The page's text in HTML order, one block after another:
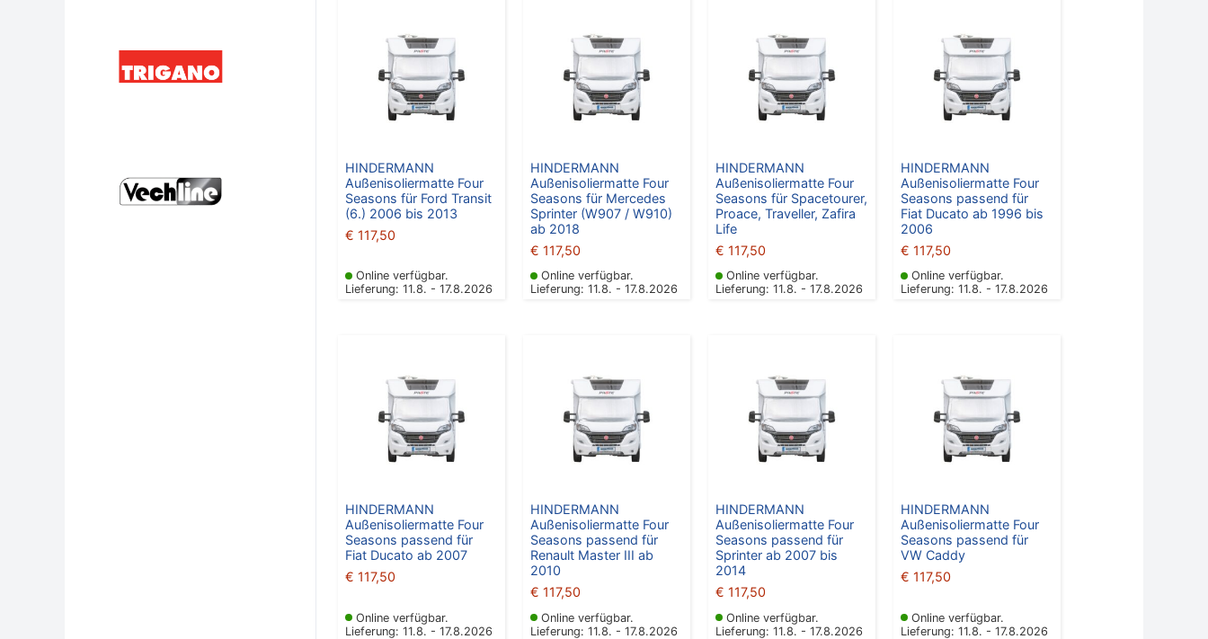
HINDERMANN
Außenisoliermatte Four
Seasons für Ford Transit
(6.) 2006 bis 2013
€ 117,50
Online verfügbar.
Lieferung: 11.8. - 17.8.2026
HINDERMANN
Außenisoliermatte Four
Seasons für Mercedes
Sprinter (W907 / W910)
ab 2018
€ 117,50
Online verfügbar.
Lieferung: 11.8. - 17.8.2026
HINDERMANN
Außenisoliermatte Four
Seasons für Spacetourer,
Proace, Traveller, Zafira
Life
€ 117,50
Online verfügbar.
Lieferung: 11.8. - 17.8.2026
HINDERMANN
Außenisoliermatte Four
Seasons passend für
Fiat Ducato ab 1996 bis
2006
€ 117,50
Online verfügbar.
Lieferung: 11.8. - 17.8.2026
HINDERMANN
Außenisoliermatte Four
Seasons passend für
Fiat Ducato ab 2007
€ 117,50
Online verfügbar.
Lieferung: 11.8. - 17.8.2026
HINDERMANN
Außenisoliermatte Four
Seasons passend für
Renault Master III ab
2010
€ 117,50
Online verfügbar.
Lieferung: 11.8. - 17.8.2026
HINDERMANN
Außenisoliermatte Four
Seasons passend für
Sprinter ab 2007 bis
2014
€ 117,50
Online verfügbar.
Lieferung: 11.8. - 17.8.2026
HINDERMANN
Außenisoliermatte Four
Seasons passend für
VW Caddy
€ 117,50
Online verfügbar.
Lieferung: 11.8. - 17.8.2026